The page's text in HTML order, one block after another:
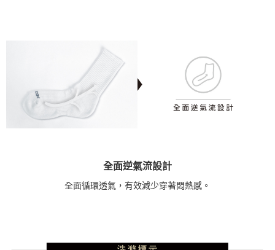
全面逆氣流設計
全面循環透氣，有效減少穿著悶熱感。